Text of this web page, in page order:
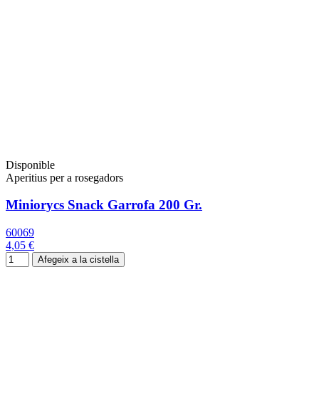
Disponible
Aperitius per a rosegadors
Miniorycs Snack Garrofa 200 Gr.
60069
4,05 €
Afegeix a la cistella